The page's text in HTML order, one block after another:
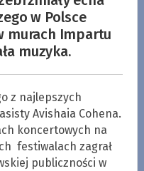
w Polsce
murach Impartu
muzyka.
z najlepszych
Avishaia Cohena.
koncertowych na
festiwalach zagrał
publiczności w